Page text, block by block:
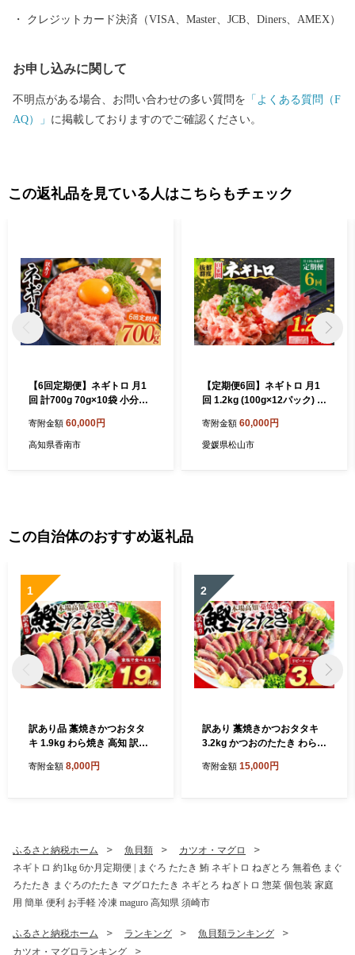
クレジットカード決済（VISA、Master、JCB、Diners、AMEX）
お申し込みに関して
不明点がある場合、お問い合わせの多い質問を 「よくある質問（F
AQ）」 に掲載しておりますのでご確認ください。
この返礼品を見ている人はこちらもチェック
【6回定期便】ネギトロ 月1
回 計700g 70g×10袋 小分け |
ぎとろ まぐろたたき まぐろ
のたたき マグロたたき ネギ
ぐろたたき まぐろのたたき
マグロたたき ネギとろ ねぎ
寄附金額 60,000円
高知県香南市
【定期便6回】ネギトロ 月1
回 1.2kg (100g×12パック) 小
トロ ねぎとろ まぐろたたき
まぐろのたたき マグロたた
寄附金額 60,000円
愛媛県松山市
この自治体のおすすめ返礼品
1
訳あり品 藁焼きかつおタタ
キ 1.9kg わら焼き 高知 訳あ
凍 真空 小分け 個包装 おつま
寄附金額 8,000円
2
訳あり 藁焼きかつおタタキ
3.2kg かつおのたたき わら焼
真空 小分け 個包装 おつまみ
寄附金額 15,000円
ふるさと納税ホーム 魚貝類
カツオ・マグロ
ネギトロ 約1kg 6か月定期便 | まぐろ たたき 鮪 ネギトロ ねぎとろ 無着色 まぐ
ろたたき まぐろのたたき マグロたたき ネギとろ ねぎトロ 惣菜 個包装 家庭
用 簡単 便利 お手軽 冷凍 maguro 高知県 須崎市
ふるさと納税ホーム ランキング
魚貝類ランキング
カツオ・マグロランキング